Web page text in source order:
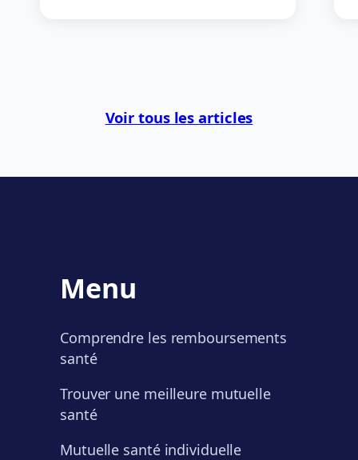
Voir tous les articles
Menu
Comprendre les remboursements
santé
Trouver une meilleure mutuelle
santé
Mutuelle santé individuelle